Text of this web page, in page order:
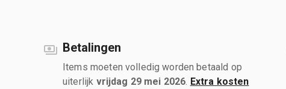
Betalingen
Items moeten volledig worden betaald op
uiterlijk vrijdag 29 mei 2026 Extra kosten